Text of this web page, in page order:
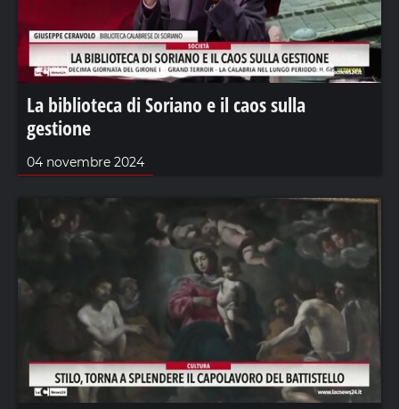
La biblioteca di Soriano e il caos sulla
gestione
04 novembre 2024